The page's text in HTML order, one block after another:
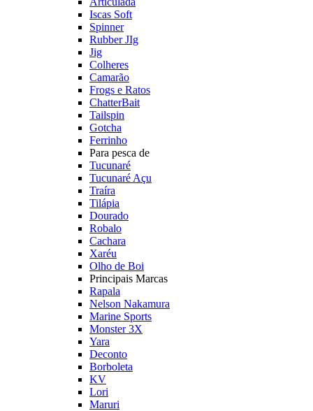
Iscas Soft
Spinner
Rubber JIg
Jig
Colheres
Camarão
Frogs e Ratos
ChatterBait
Tailspin
Gotcha
Ferrinho
Para pesca de
Tucunaré
Tucunaré Açu
Traíra
Tilápia
Dourado
Robalo
Cachara
Xaréu
Olho de Boi
Principais Marcas
Rapala
Nelson Nakamura
Marine Sports
Monster 3X
Yara
Deconto
Borboleta
KV
Lori
Maruri